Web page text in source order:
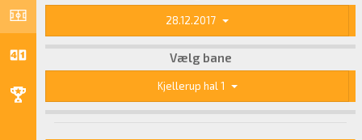
28.12.2017
Vælg bane
Kjellerup hal 1